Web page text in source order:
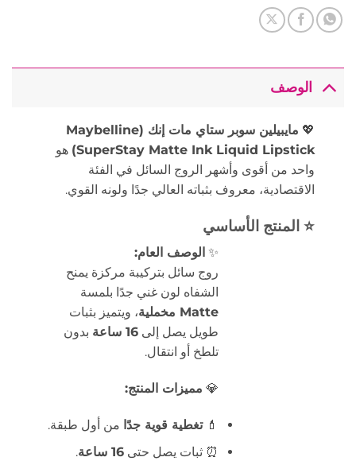
الوصف
💖
مايبيلين سوبر ستاي مات إنك (Maybelline
SuperStay Matte Ink Liquid Lipstick) هو
واحد من أقوى وأشهر الروج السائل في الفئة
الاقتصادية، معروف بثباته العالي جدًا ولونه القوي.
⭐ المنتج الأساسي
✨ الوصف العام:
روج سائل بتركيبة مركزة يمنح
الشفاه لون غني جدًا بلمسة
Matte مخملية
، ويتميز بثبات
طويل يصل إلى 16 ساعة
بدون
تلطخ أو انتقال.
💎 مميزات المنتج:
💄تغطية قوية جدًا من أول طبقة.
⏰ ثبات يصل حتى 16 ساعة .